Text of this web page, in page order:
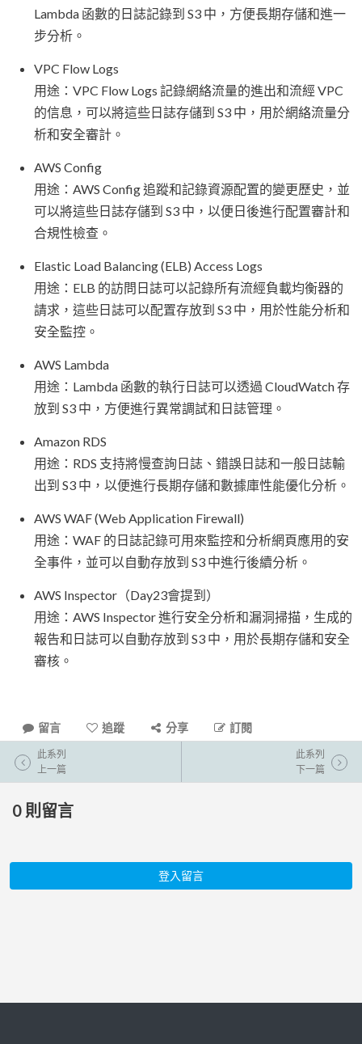
Lambda 函數的日誌記錄到 S3 中，方便長期存儲和進一
步分析。
VPC Flow Logs
用途：VPC Flow Logs 記錄網絡流量的進出和流經 VPC
的信息，可以將這些日誌存儲到 S3 中，用於網絡流量分
析和安全審計。
AWS Config
用途：AWS Config 追蹤和記錄資源配置的變更歷史，並
可以將這些日誌存儲到 S3 中，以便日後進行配置審計和
合規性檢查。
Elastic Load Balancing (ELB) Access Logs
用途：ELB 的訪問日誌可以記錄所有流經負載均衡器的
請求，這些日誌可以配置存放到 S3 中，用於性能分析和
安全監控。
AWS Lambda
用途：Lambda 函數的執行日誌可以透過 CloudWatch 存
放到 S3 中，方便進行異常調試和日誌管理。
Amazon RDS
用途：RDS 支持將慢查詢日誌、錯誤日誌和一般日誌輸
出到 S3 中，以便進行長期存儲和數據庫性能優化分析。
AWS WAF (Web Application Firewall)
用途：WAF 的日誌記錄可用來監控和分析網頁應用的安
全事件，並可以自動存放到 S3 中進行後續分析。
AWS Inspector（Day23會提到）
用途：AWS Inspector 進行安全分析和漏洞掃描，生成的
報告和日誌可以自動存放到 S3 中，用於長期存儲和安全
審核。
留言 追蹤 分享 訂閱
此系列
上一篇
此系列
下一篇
0 則留言
登入留言